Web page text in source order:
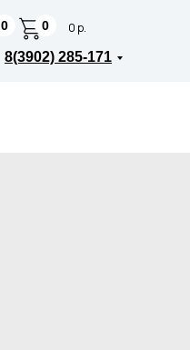
8(3902) 285-171
0 0 р.
0